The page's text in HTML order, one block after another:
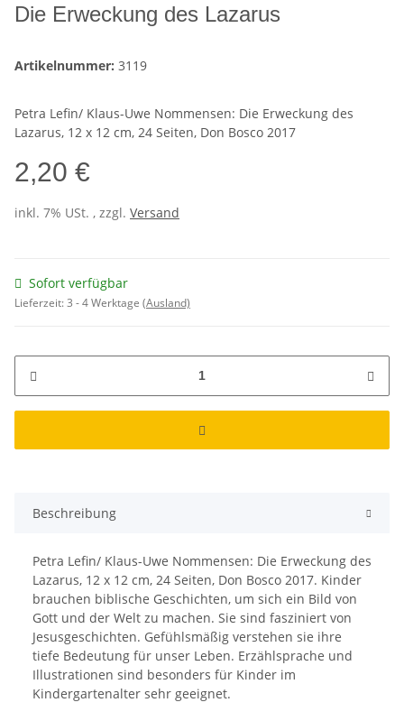
Die Erweckung des Lazarus
Artikelnummer: 3119
Petra Lefin/ Klaus-Uwe Nommensen: Die Erweckung des
Lazarus, 12 x 12 cm, 24 Seiten, Don Bosco 2017
2,20 €
inkl. 7% USt. , zzgl. Versand
Sofort verfügbar
Lieferzeit:3 - 4 Werktage (Ausland)
Beschreibung
Petra Lefin/ Klaus-Uwe Nommensen: Die Erweckung des
Lazarus, 12 x 12 cm, 24 Seiten, Don Bosco 2017. Kinder
brauchen biblische Geschichten, um sich ein Bild von
Gott und der Welt zu machen. Sie sind fasziniert von
Jesusgeschichten. Gefühlsmäßig verstehen sie ihre
tiefe Bedeutung für unser Leben. Erzählsprache und
Illustrationen sind besonders für Kinder im
Kindergartenalter sehr geeignet.